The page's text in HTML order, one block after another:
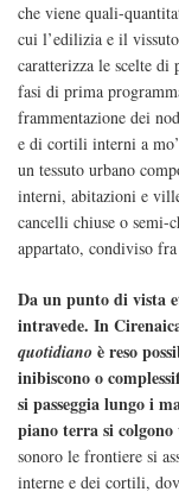
che viene quali-
cui l’edilizia e il
caratterizza le scelte di
fasi di prima
frammentazione dei
e di cortili interni a
un tessuto urbano
interni, abitazioni e
cancelli chiuse o semi-
appartato, condiviso
Da un punto di vista
intravede. In
quotidiano è reso
inibiscono o
si passeggia lungo i
piano terra si
sonoro le frontiere si
interne e dei cortili,